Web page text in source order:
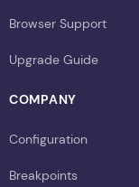
Browser Support
Upgrade Guide
COMPANY
Configuration
Breakpoints